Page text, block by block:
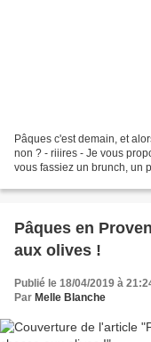
Pâques c'est demain, et
non ? - riiires - Je vous
vous fassiez un brunch, un
Pâques en
aux olives !
Publié le 18/04/2019 à
Par Melle Blanche